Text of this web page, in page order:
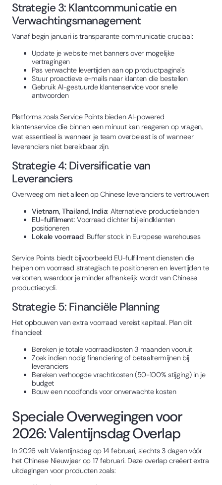
Strategie 3: Klantcommunicatie en
Verwachtingsmanagement
Vanaf begin januari is transparante communicatie cruciaal:
Update je website met banners over mogelijke
vertragingen
Pas verwachte levertijden aan op productpagina's
Stuur proactieve e-mails naar klanten die bestellen
Gebruik AI-gestuurde klantenservice voor snelle
antwoorden
Platforms zoals Service Points bieden AI-powered
klantenservice die binnen een minuut kan reageren op vragen,
wat essentieel is wanneer je team overbelast is of wanneer
leveranciers niet bereikbaar zijn.
Strategie 4: Diversificatie van
Leveranciers
Overweeg om niet alleen op Chinese leveranciers te vertrouwen:
Vietnam, Thailand, India: Alternatieve productielanden
EU-fulfilment: Voorraad dichter bij eindklanten
positioneren
Lokale voorraad: Buffer stock in Europese warehouses
Service Points biedt bijvoorbeeld EU-fulfilment diensten die
helpen om voorraad strategisch te positioneren en levertijden te
verkorten, waardoor je minder afhankelijk wordt van Chinese
productiecycli.
Strategie 5: Financiële Planning
Het opbouwen van extra voorraad vereist kapitaal. Plan dit
financieel:
Bereken je totale voorraadkosten 3 maanden vooruit
Zoek indien nodig financiering of betaaltermijnen bij
leveranciers
Bereken verhoogde vrachtkosten (50-100% stijging) in je
budget
Bouw een noodfonds voor onverwachte kosten
Speciale Overwegingen voor
2026: Valentijnsdag Overlap
In 2026 valt Valentijnsdag op 14 februari, slechts 3 dagen vóór
het Chinese Nieuwjaar op 17 februari. Deze overlap creëert extra
uitdagingen voor producten zoals: